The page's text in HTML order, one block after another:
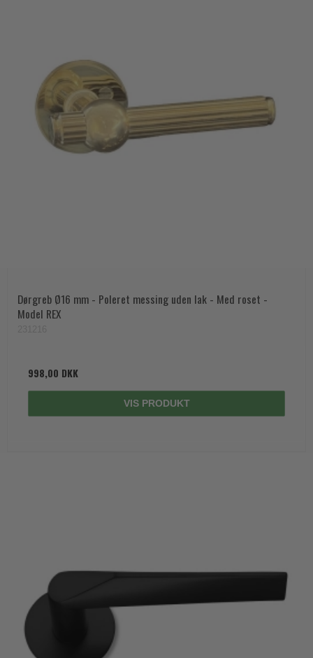
Dørgreb Ø16 mm - Poleret messing uden lak - Med roset -
Model REX
998,00 DKK
VIS PRODUKT